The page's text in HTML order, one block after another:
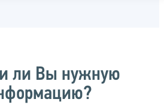
ли Вы нужную